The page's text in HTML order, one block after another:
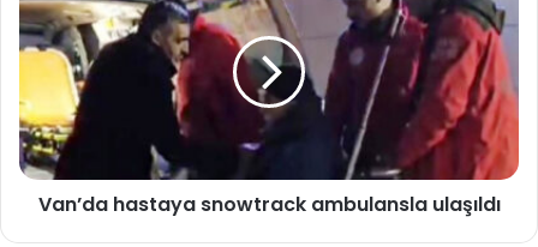
Van’da hastaya snowtrack ambulansla ulaşıldı